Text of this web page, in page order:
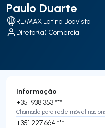
Paulo Duarte
RE/MAX Latina Boavista
Diretor(a) Comercial
Informação
+351 938 353 ***
Chamada para rede móvel
+351 227 664 ***